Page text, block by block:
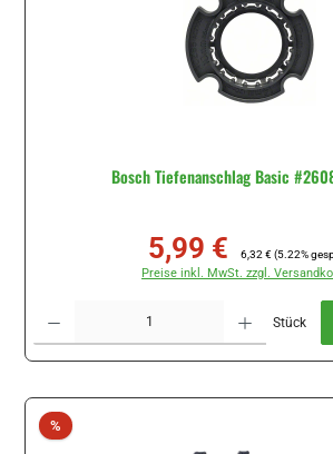
Bosch Tiefenanschlag Basic
Verkaufspreis:
5,99 € Regulärer Preis:
6,32 € (5.22%
Preise inkl. MwSt. zzgl.
Stück
%Rabatt